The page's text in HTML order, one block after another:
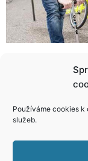
Používáme cookies
služeb.